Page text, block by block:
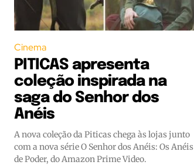
Cinema
PITICAS apresenta
coleção inspirada na
saga do Senhor dos
Anéis
A nova coleção da Piticas chega às lojas junto
com a nova série O Senhor dos Anéis: Os Anéis
de Poder, do Amazon Prime Video.